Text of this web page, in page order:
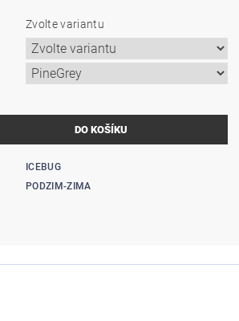
Zvolte variantu
ICEBUG
PODZIM-ZIMA